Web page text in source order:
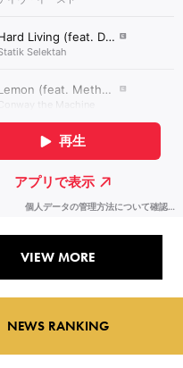
VIEW MORE
NEWS RANKING